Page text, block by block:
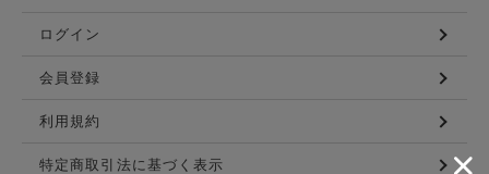
ログイン
会員登録
利用規約
特定商取引法に基づく表示